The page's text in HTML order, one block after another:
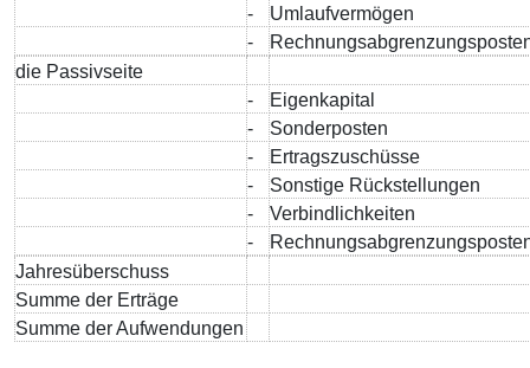
-
Umlaufvermögen
-
die Passivseite
-
Eigenkapital
-
Sonderposten
-
Ertragszuschüsse
-
Sonstige Rückstellungen
-
Verbindlichkeiten
-
Jahresüberschuss
Summe der Erträge
Summe der Aufwendungen